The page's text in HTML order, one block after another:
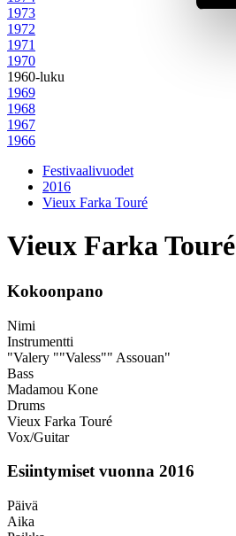
1973
1972
1971
1970
1960-luku
1969
1968
1967
1966
Festivaalivuodet
2016
Vieux Farka Touré
Vieux Farka Touré
Kokoonpano
Nimi
Instrumentti
"Valery ""Valess"" Assouan"
Bass
Madamou Kone
Drums
Vieux Farka Touré
Vox/Guitar
Esiintymiset vuonna 2016
Päivä
Aika